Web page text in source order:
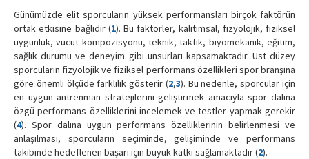
Günümüzde elit sporcuların yüksek performansları birçok faktörün
ortak etkisine bağlıdır (1). Bu faktörler, kalıtımsal, fizyolojik, fiziksel
uygunluk, vücut kompozisyonu, teknik, taktik, biyomekanik, eğitim,
sağlık durumu ve deneyim gibi unsurları kapsamaktadır. Üst düzey
sporcuların fizyolojik ve fiziksel performans özellikleri spor branşına
göre önemli ölçüde farklılık gösterir (2,3). Bu nedenle, sporcular için
en uygun antrenman stratejilerini geliştirmek amacıyla spor dalına
özgü performans özelliklerini incelemek ve testler yapmak gerekir
(4). Spor dalına uygun performans özelliklerinin belirlenmesi ve
anlaşılması, sporcuların seçiminde, gelişiminde ve performans
takibinde hedeflenen başarı için büyük katkı sağlamaktadır (2).